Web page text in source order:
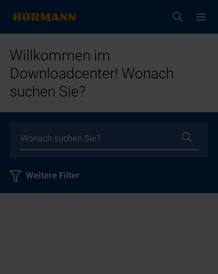
Willkommen im
Downloadcenter! Wonach
suchen Sie?
Weitere Filter